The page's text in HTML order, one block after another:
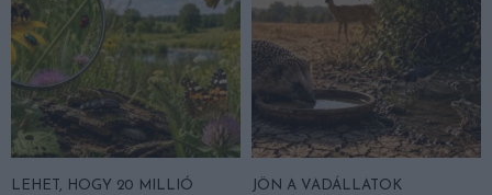
LEHET, HOGY 20 MILLIÓ
JÖN A VADÁLLATOK